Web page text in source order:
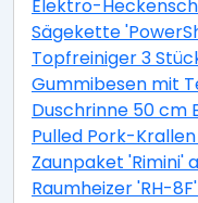
Elektro-
Sägekette
Topfreiniger 3
Gummibesen mit
Duschrinne 50 cm
Pulled Pork-Krallen
Zaunpaket 'Rimini'
Raumheizer 'RH-